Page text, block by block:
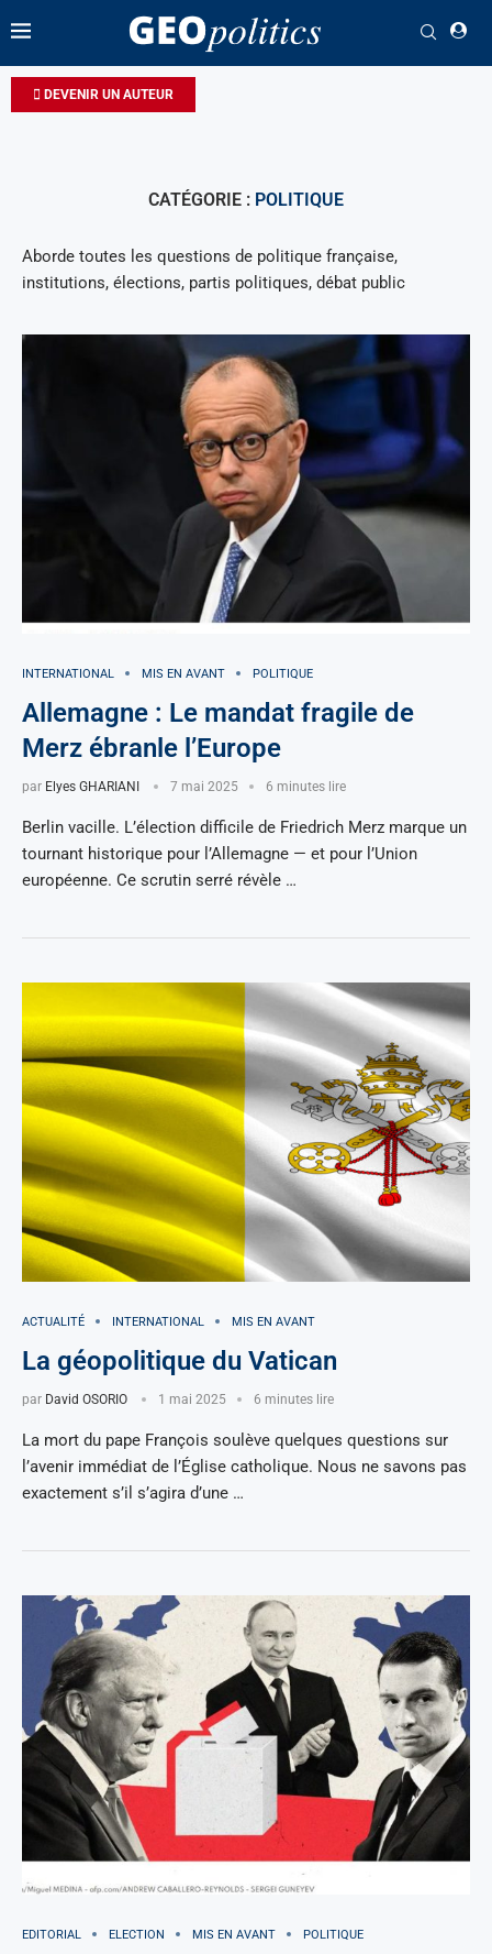
DEVENIR UN AUTEUR
CATÉGORIE : POLITIQUE
Aborde toutes les questions de politique française,
institutions, élections, partis politiques, débat public
INTERNATIONAL MIS EN AVANT POLITIQUE
Allemagne : Le mandat fragile de
Merz ébranle l’Europe
par Elyes GHARIANI 7 mai 2025 6 minutes lire
Berlin vacille. L’élection difficile de Friedrich Merz marque un
tournant historique pour l’Allemagne — et pour l’Union
européenne. Ce scrutin serré révèle …
ACTUALITÉ INTERNATIONAL MIS EN AVANT
La géopolitique du Vatican
par David OSORIO 1 mai 2025 6 minutes lire
La mort du pape François soulève quelques questions sur
l’avenir immédiat de l’Église catholique. Nous ne savons pas
exactement s’il s’agira d’une …
EDITORIAL ELECTION MIS EN AVANT POLITIQUE